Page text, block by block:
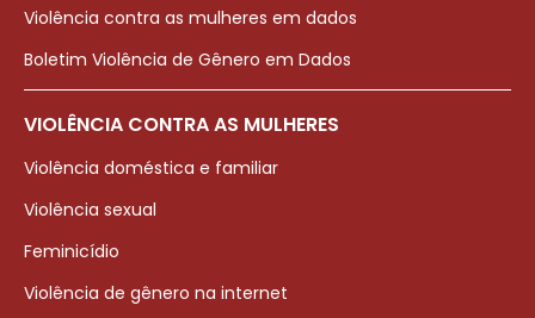
Violência contra as mulheres em dados
Boletim Violência de Gênero em Dados
VIOLÊNCIA CONTRA AS MULHERES
Violência doméstica e familiar
Violência sexual
Feminicídio
Violência de gênero na internet